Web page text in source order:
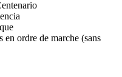
en ordre de marche (sans